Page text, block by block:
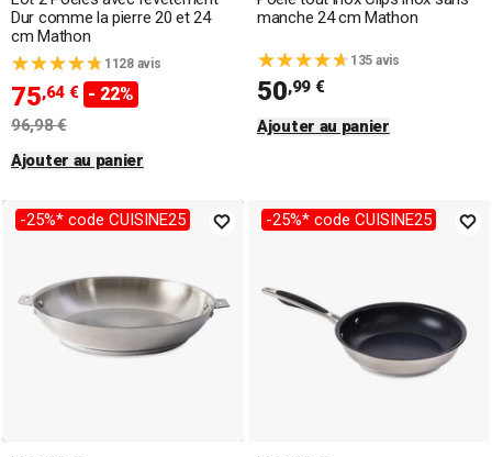
Dur comme la pierre 20 et 24
cm Mathon
1128 avis
75,64 € - 22%
96,98 €
Ajouter au panier
manche 24 cm Mathon
135 avis
50,99 €
Ajouter au panier
-25%* code CUISINE25 -25%* code CUISINE25